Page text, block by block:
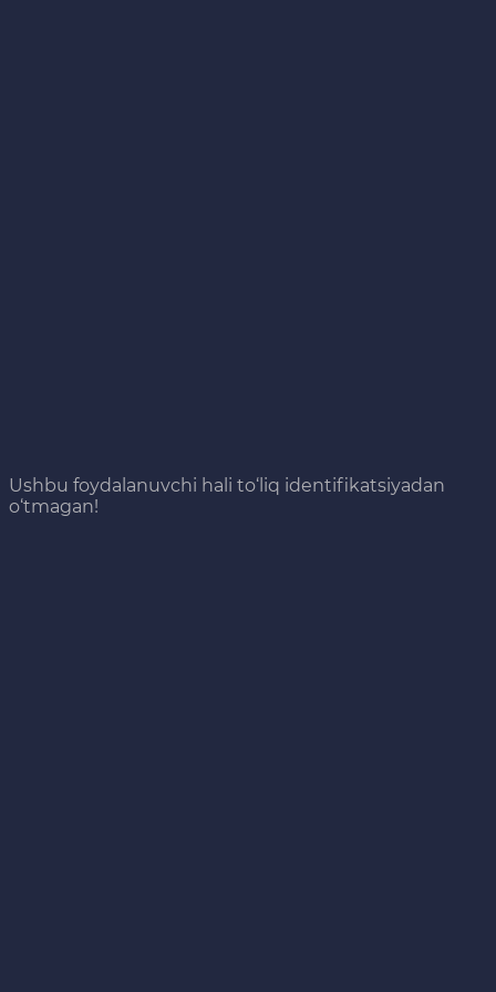
Ushbu foydalanuvchi hali to‘liq identifikatsiyadan
o‘tmagan!